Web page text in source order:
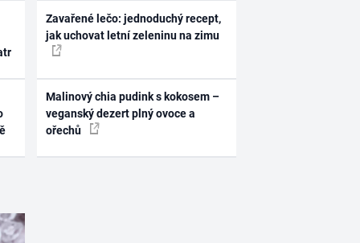
Zavařené lečo: jednoduchý recept,
jak uchovat letní zeleninu na zimu
Malinový chia pudink s kokosem –
veganský dezert plný ovoce a
ořechů